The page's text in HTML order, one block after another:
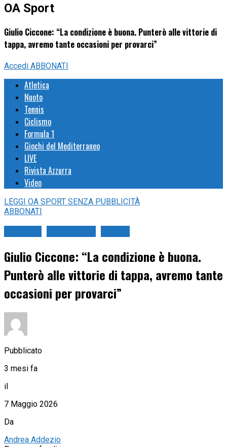
OA Sport
Giulio Ciccone: “La condizione è buona. Punterò alle vittorie di
tappa, avremo tante occasioni per provarci”
Accedi ABBONATI
Atletica
Nuoto
Tennis
Ciclismo
Formula 1
Giochi del Mediterraneo
LIVE
Rivista Azzurra
Video
LEGGI OA SPORT SENZA PUBBLICITÀ
ABBONATI
Giulio Ciccone: “La condizione è buona.
Punterò alle vittorie di tappa, avremo tante
occasioni per provarci”
Pubblicato
3 mesi fa
il
7 Maggio 2026
Da
Andrea Addezio